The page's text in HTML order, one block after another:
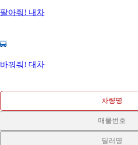
팔아줘! 내차
바꿔줘! 대차
차량명
매물번호
딜러명